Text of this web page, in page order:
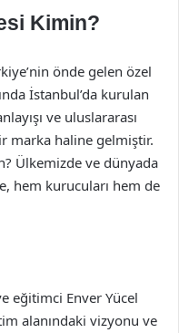
Kimin?
önde gelen özel
İstanbul’da kurulan
ve uluslararası
marka haline gelmiştir.
Ülkemizde ve dünyada
hem kurucuları hem de
eğitimci Enver Yücel
alanındaki vizyonu ve